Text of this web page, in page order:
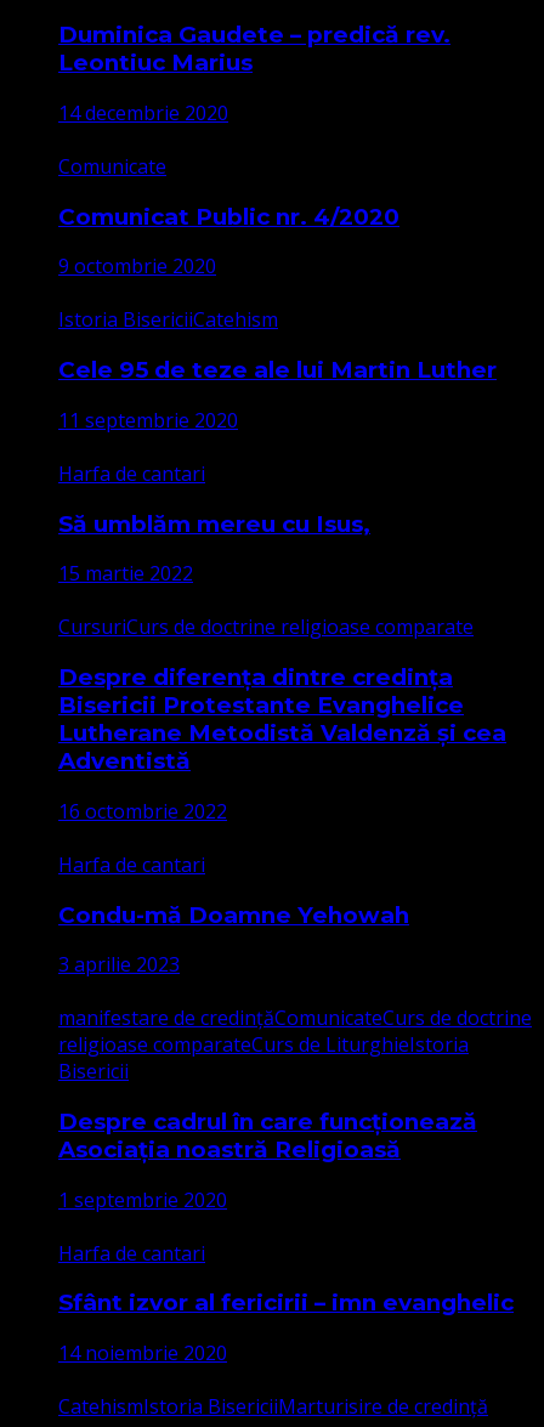
Duminica Gaudete – predică rev.
Leontiuc Marius
14 decembrie 2020
Comunicate
Comunicat Public nr. 4/2020
9 octombrie 2020
Istoria BisericiiCatehism
Cele 95 de teze ale lui Martin Luther
11 septembrie 2020
Harfa de cantari
Să umblăm mereu cu Isus,
15 martie 2022
CursuriCurs de doctrine religioase comparate
Despre diferența dintre credința
Bisericii Protestante Evanghelice
Lutherane Metodistă Valdenză și cea
Adventistă
16 octombrie 2022
Harfa de cantari
Condu-mă Doamne Yehowah
3 aprilie 2023
manifestare de credințăComunicateCurs de doctrine
religioase comparateCurs de LiturghieIstoria
Bisericii
Despre cadrul în care funcționează
Asociația noastră Religioasă
1 septembrie 2020
Harfa de cantari
Sfânt izvor al fericirii – imn evanghelic
14 noiembrie 2020
CatehismIstoria BisericiiMarturisire de credință